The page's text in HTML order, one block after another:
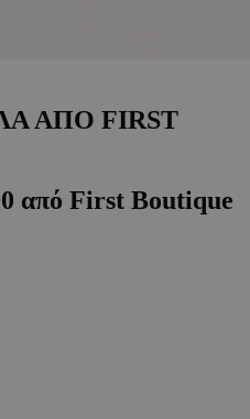
ΑΠΟ FIRST
από First Boutique